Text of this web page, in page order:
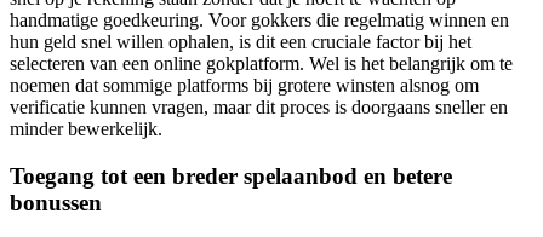
handmatige goedkeuring. Voor gokkers die regelmatig winnen en
hun geld snel willen ophalen, is dit een cruciale factor bij het
selecteren van een online gokplatform. Wel is het belangrijk om te
noemen dat sommige platforms bij grotere winsten alsnog om
verificatie kunnen vragen, maar dit proces is doorgaans sneller en
minder bewerkelijk.
Toegang tot een breder spelaanbod en betere
bonussen